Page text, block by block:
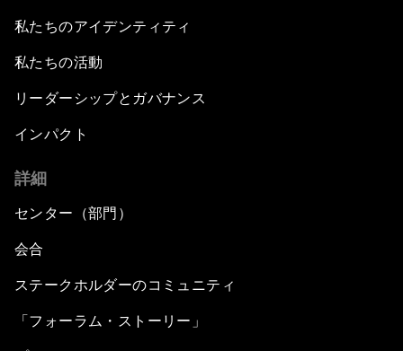
私たちのアイデンティティ
私たちの活動
リーダーシップとガバナンス
インパクト
詳細
センター（部門）
会合
ステークホルダーのコミュニティ
「フォーラム・ストーリー」